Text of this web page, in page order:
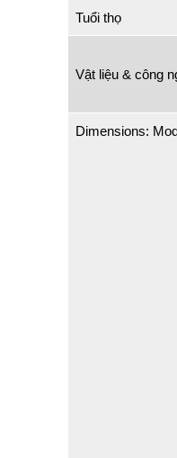
Tuổi thọ
Vật liệu & công
Dimensions: